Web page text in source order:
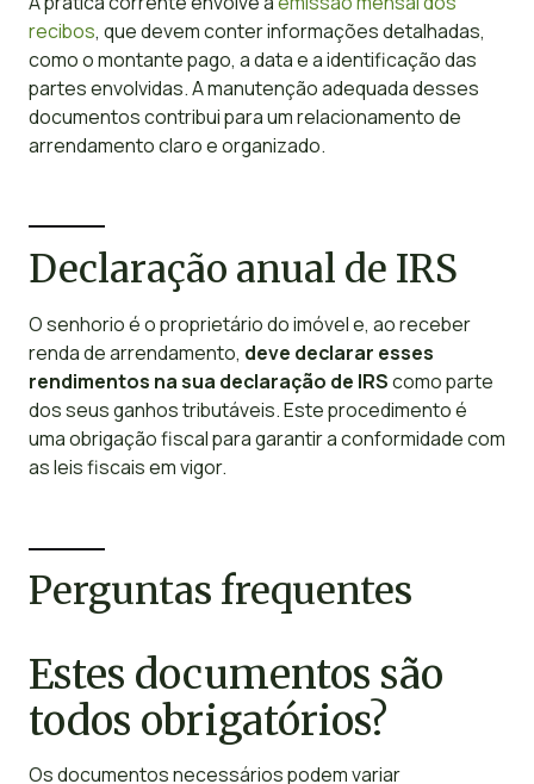
recibos, que devem conter informações detalhadas,
como o montante pago, a data e a identificação das
partes envolvidas. A manutenção adequada desses
documentos contribui para um relacionamento de
arrendamento claro e organizado.
Declaração anual de IRS
O senhorio é o proprietário do imóvel e, ao receber
renda de arrendamento, deve declarar esses
rendimentos na sua declaração de IRScomo parte
dos seus ganhos tributáveis. Este procedimento é
uma obrigação fiscal para garantir a conformidade com
as leis fiscais em vigor.
Perguntas frequentes
Estes documentos são
todos obrigatórios?
Os documentos necessários podem variar